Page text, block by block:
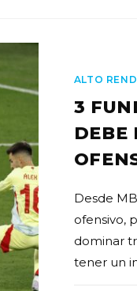
ALTO
3
DEBE
Desde
ofensivo,
dominar
tener un